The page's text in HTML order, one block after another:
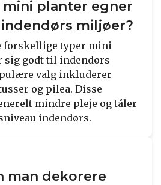
planter egner
miljøer?
forskellige typer mini
sig godt til indendørs
valg inkluderer
og pilea. Disse
mindre pleje og tåler
indendørs.
man dekorere